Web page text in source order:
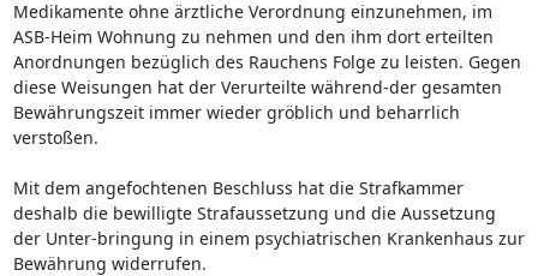
Medikamente ohne ärztliche Verordnung einzunehmen, im
ASB-Heim Wohnung zu nehmen und den ihm dort erteilten
Anordnungen bezüglich des Rauchens Folge zu leisten. Gegen
diese Weisungen hat der Verurteilte während-der gesamten
Bewährungszeit immer wieder gröblich und beharrlich
verstoßen.
Mit dem angefochtenen Beschluss hat die Strafkammer
deshalb die bewilligte Strafaussetzung und die Aussetzung
der Unter-bringung in einem psychiatrischen Krankenhaus zur
Bewährung widerrufen.